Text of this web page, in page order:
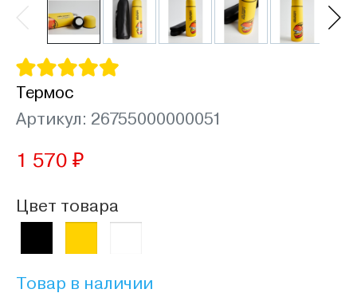
Термос
Артикул: 26755000000051
1 570 ₽
Цвет товара
Товар в наличии